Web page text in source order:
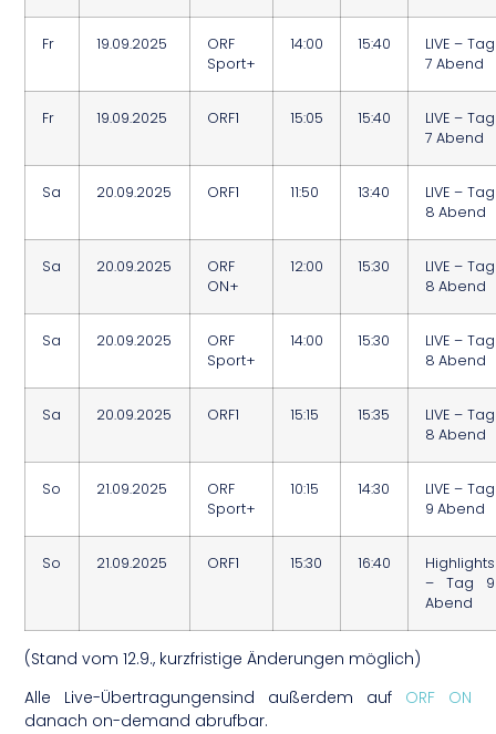
Fr 19.09.2025
ORF
Sport+
14:00 15:40
LIVE – Tag
7 Abend
Fr 19.09.2025 ORF1 15:05 15:40
LIVE – Tag
7 Abend
Sa 20.09.2025 ORF1 11:50 13:40
LIVE – Tag
8 Abend
Sa 20.09.2025
ORF
ON+
12:00 15:30
LIVE – Tag
8 Abend
Sa 20.09.2025
ORF
Sport+
14:00 15:30
LIVE – Tag
8 Abend
Sa 20.09.2025 ORF1 15:15 15:35
LIVE – Tag
8 Abend
So 21.09.2025
ORF
Sport+
10:15 14:30
LIVE – Tag
9 Abend
So 21.09.2025 ORF1 15:30 16:40
Highlights
– Tag 9
Abend
(Stand vom 12.9., kurzfristige Änderungen möglich)
Alle Live-Übertragungensind außerdem auf ORF ON
danach on-demand abrufbar.